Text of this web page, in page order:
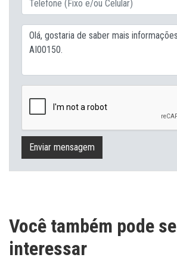
Enviar mensagem
Você também pode se
interessar